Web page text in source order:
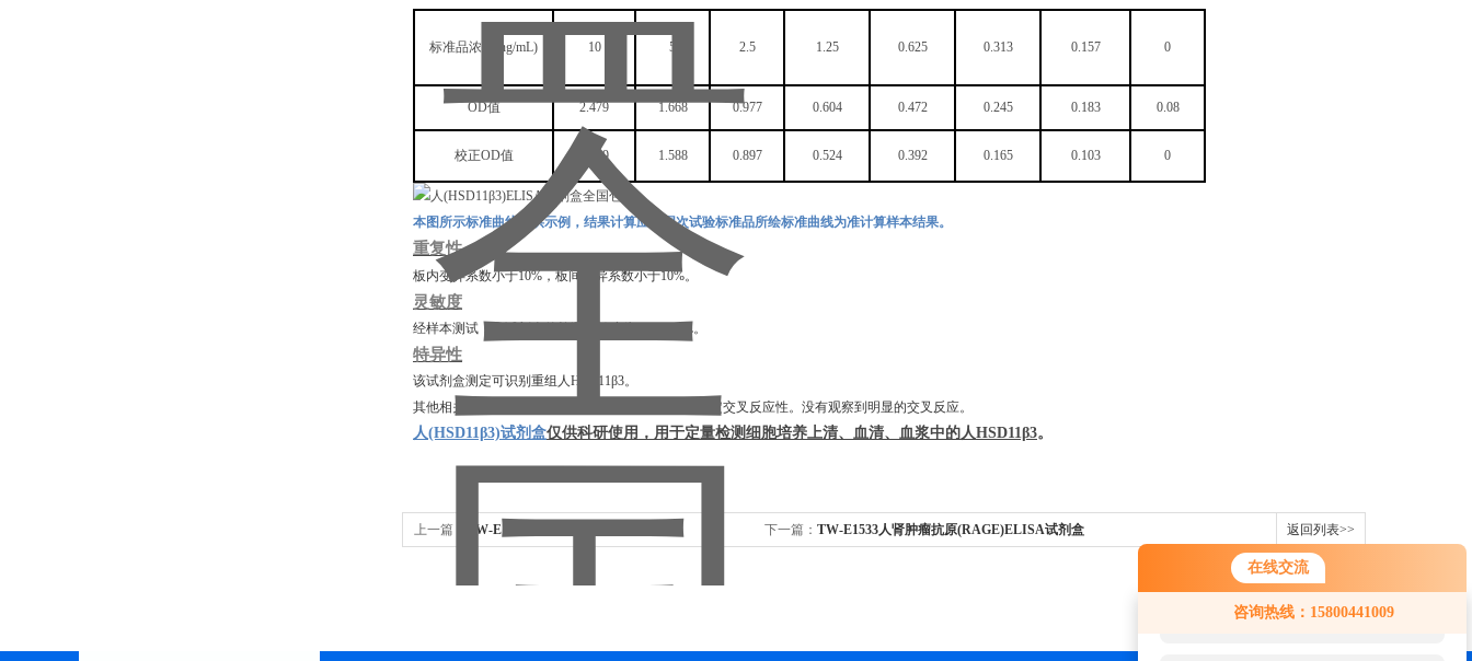
在线交流
咨询热线：15800441009
您好！欢迎前来咨询，很高兴为您
服务，请问您要咨询什么问题呢？
标准品浓度 (ng/mL) 10 5 2.5 1.25 0.625 0.313 0.157 0
OD值 2.479 1.668 0.977 0.604 0.472 0.245 0.183 0.08
校正OD值 2.399 1.588 0.897 0.524 0.392 0.165 0.103 0
本图所示标准曲线仅供示例，结果计算应以同次试验标准品所绘标准曲线为准计算样本结果。
重复性
板内变异系数小于10%，板间变异系数小于10%。
灵敏度
经样本测试，本试剂盒的检测灵敏度为 0.08ng/mL。
特异性
该试剂盒测定可识别重组 人HSD11β3。
其他相关蛋白在稀释缓冲液中制备为
50ng/mL，并测定交叉反应性。没有观察到明显的交叉反应。
人(HSD11β3)试剂盒仅供科研使用，用于定量检测细胞培养上清、血清、血浆中的人HSD11β3。
上一篇： TW-E1529人TERF1相互作用核因子 下一篇： TW-E1533人肾肿瘤抗原(RAGE)ELISA试剂盒 返回列表>>